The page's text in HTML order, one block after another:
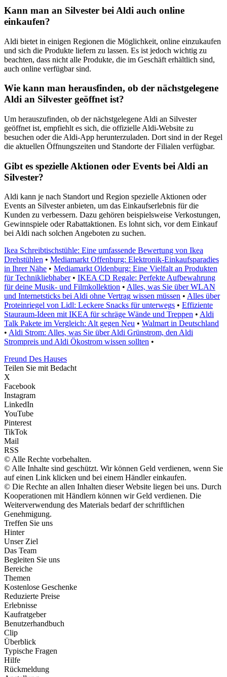
Kann man an Silvester bei Aldi auch online
einkaufen?
Aldi bietet in einigen Regionen die Möglichkeit, online einzukaufen
und sich die Produkte liefern zu lassen. Es ist jedoch wichtig zu
beachten, dass nicht alle Produkte, die im Geschäft erhältlich sind,
auch online verfügbar sind.
Wie kann man herausfinden, ob der nächstgelegene
Aldi an Silvester geöffnet ist?
Um herauszufinden, ob der nächstgelegene Aldi an Silvester
geöffnet ist, empfiehlt es sich, die offizielle Aldi-Website zu
besuchen oder die Aldi-App herunterzuladen. Dort sind in der Regel
die aktuellen Öffnungszeiten und Standorte der Filialen verfügbar.
Gibt es spezielle Aktionen oder Events bei Aldi an
Silvester?
Aldi kann je nach Standort und Region spezielle Aktionen oder
Events an Silvester anbieten, um das Einkaufserlebnis für die
Kunden zu verbessern. Dazu gehören beispielsweise Verkostungen,
Gewinnspiele oder Rabattaktionen. Es lohnt sich, vor dem Einkauf
bei Aldi nach solchen Angeboten zu suchen.
Ikea Schreibtischstühle: Eine umfassende Bewertung von Ikea
Drehstühlen • Mediamarkt Offenburg: Elektronik-Einkaufsparadies
in Ihrer Nähe • Mediamarkt Oldenburg: Eine Vielfalt an Produkten
für Technikliebhaber• IKEA CD Regale: Perfekte Aufbewahrung
für deine Musik- und Filmkollektion • Alles, was Sie über WLAN
und Internetsticks bei Aldi ohne Vertrag wissen müssen • Alles über
Proteinriegel von Lidl: Leckere Snacks für unterwegs • Effiziente
Stauraum-Ideen mit IKEA für schräge Wände und Treppen • Aldi
Talk Pakete im Vergleich: Alt gegen Neu • Walmart in Deutschland
• Aldi Strom: Alles, was Sie über Aldi Grünstrom, den Aldi
Strompreis und Aldi Ökostrom wissen sollten •
Freund Des Hauses
Teilen Sie mit Bedacht
X
Facebook
Instagram
LinkedIn
YouTube
Pinterest
TikTok
Mail
RSS
© Alle Rechte vorbehalten.
© Alle Inhalte sind geschützt. Wir können Geld verdienen, wenn Sie
auf einen Link klicken und bei einem Händler einkaufen.
© Die Rechte an allen Inhalten dieser Website liegen bei uns. Durch
Kooperationen mit Händlern können wir Geld verdienen. Die
Weiterverwendung des Materials bedarf der schriftlichen
Genehmigung.
Treffen Sie uns
Hinter
Unser Ziel
Das Team
Begleiten Sie uns
Bereiche
Themen
Kostenlose Geschenke
Reduzierte Preise
Erlebnisse
Kaufratgeber
Benutzerhandbuch
Clip
Überblick
Typische Fragen
Hilfe
Rückmeldung